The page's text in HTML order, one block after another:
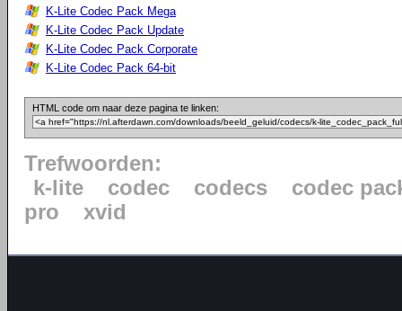
K-Lite Codec Pack Mega
K-Lite Codec Pack Update
K-Lite Codec Pack Corporate
K-Lite Codec Pack 64-bit
HTML code om naar deze pagina te linken:
Trefwoorden:
k-lite
codec codecs
codec
pro
xvid